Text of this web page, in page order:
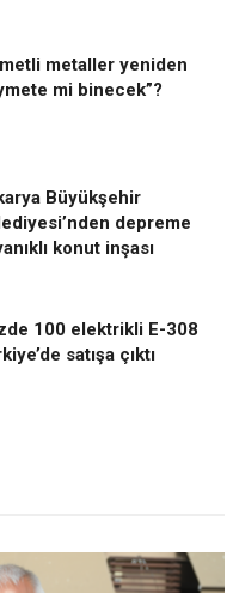
metaller yeniden
mi binecek”?
Büyükşehir
depreme
konut inşası
100 elektrikli E-308
satışa çıktı